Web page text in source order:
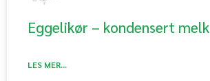
Eggelikør – kondensert melk
LES MER...